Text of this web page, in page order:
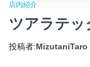
店内紹介
ツアラテッ
投稿者:MizutaniTaro